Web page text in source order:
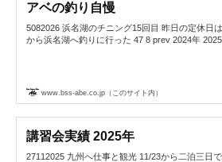
アベの釣り自慢
5082026 浜名湖のチニング15回目 昨日の定休日
から浜名湖へ釣りに行った 47 8 prev 2024年 2025
www.bss-abe.co.jp（このサイト内）
講習会実績 2025年
27112025 九州へ仕事と観光 11/23から二泊三日